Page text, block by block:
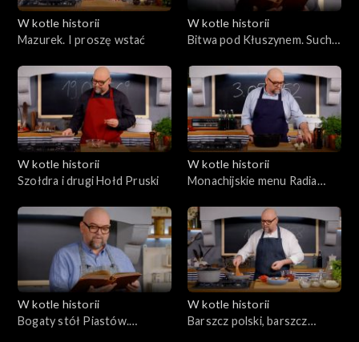
W kotle historii
Mazurek. I proszę wstać
W kotle historii
Bitwa pod Kłuszynem. Suchy
W kotle historii
Szołdra i drugi Hołd Pruski
W kotle historii
Monachijskie menu Radia
W kotle historii
Bogaty stół Piastów.
W kotle historii
Barszcz polski, barszcz